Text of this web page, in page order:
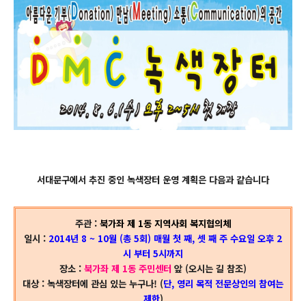
서대문구에서 추진 중인 녹색장터 운영 계획은 다음과 같습니다
주관 : 북가좌 제 1동 지역사회 복지협의체
일시 : 2014년 8 ~ 10월 (총 5회) 매월 첫 째, 셋 째 주 수요일 오후 2
시 부터 5시까지
장소 : 북가좌 제 1동 주민센터 앞 (오시는 길 참조)
대상 : 녹색장터에 관심 있는 누구나! (단, 영리 목적 전문상인의 참여는